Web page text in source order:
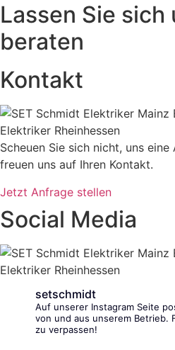
Lassen Sie
beraten
Kontakt
Scheuen Sie sich nicht, uns
freuen uns auf Ihren Kontakt.
Jetzt Anfrage stellen
Social Media
setschmidt
Auf unserer Instagram Seite
von und aus unserem Betrieb.
zu verpassen!